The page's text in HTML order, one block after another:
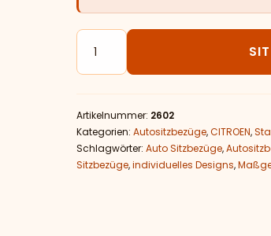
Autositzbezüge passend für
Artikelnummer: 2602
Kategorien: Autositzbezüge,CITROEN,
Schlagwörter: Auto Sitzbezüge,
Sitzbezüge,individuelles Designs,